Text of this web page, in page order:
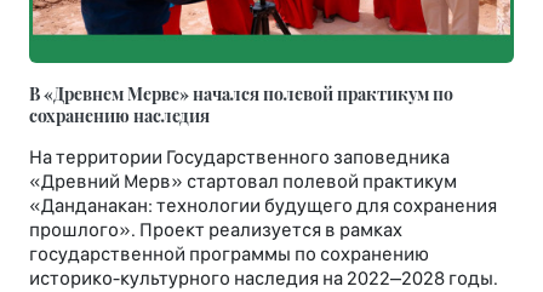
В «Древнем Мерве» начался полевой практикум по
сохранению наследия
На территории Государственного заповедника
«Древний Мерв» стартовал полевой практикум
«Данданакан: технологии будущего для сохранения
прошлого». Проект реализуется в рамках
государственной программы по сохранению
историко-культурного наследия на 2022–2028 годы.